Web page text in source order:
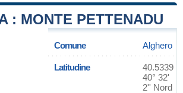
: MONTE PETTENADU
Comune Alghero
Latitudine
40.5339
40° 32'
2'' Nord